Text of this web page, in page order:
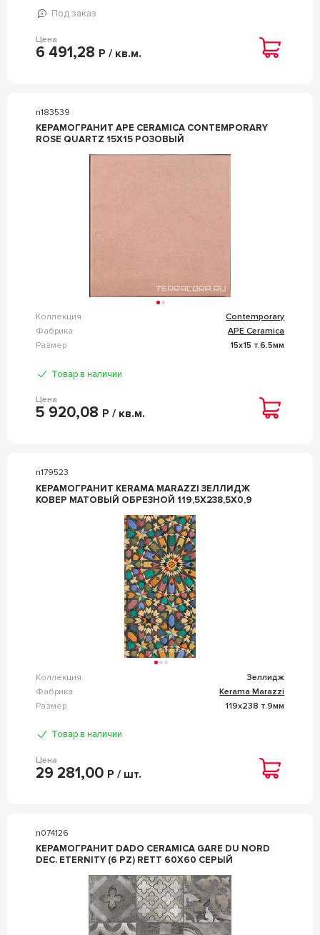
Под заказ
Цена
6 491,28 Р / кв.м.
n183539
КЕРАМОГРАНИТ APE CERAMICA CONTEMPORARY
ROSE QUARTZ 15X15 РОЗОВЫЙ
Коллекция
Contemporary
Фабрика
APE Ceramica
Размер
15x15 т.6.5мм
Товар в наличии
Цена
5 920,08 Р / кв.м.
n179523
КЕРАМОГРАНИТ KERAMA MARAZZI ЗЕЛЛИДЖ
КОВЕР МАТОВЫЙ ОБРЕЗНОЙ 119,5X238,5X0,9
Коллекция
Зеллидж
Фабрика
Kerama Marazzi
Размер
119x238 т.9мм
Товар в наличии
Цена
29 281,00 Р / шт.
n074126
КЕРАМОГРАНИТ DADO CERAMICA GARE DU NORD
DEC. ETERNITY (6 PZ) RETT 60X60 СЕРЫЙ